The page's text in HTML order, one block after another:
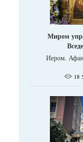
Миром
Иером.
18